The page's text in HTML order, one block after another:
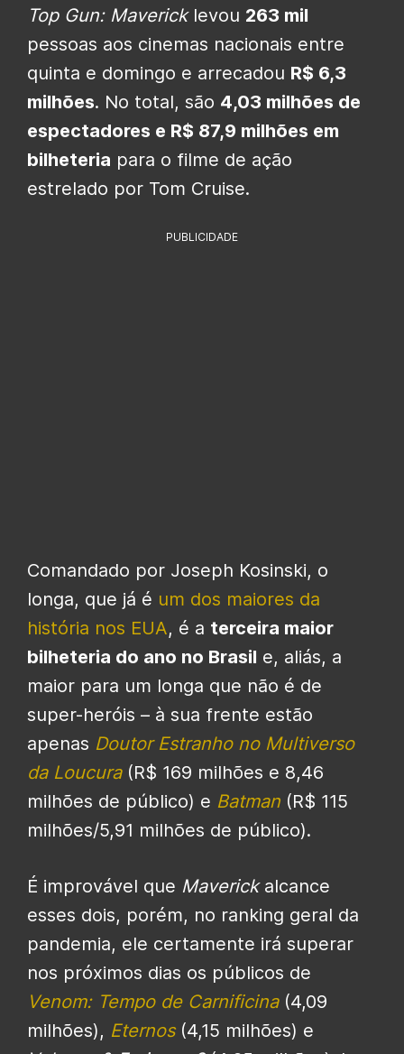
Top Gun: Mavericklevou 263 mil
pessoas aos cinemas nacionais entre
quinta e domingo e arrecadou R$ 6,3
milhões. No total, são 4,03 milhões de
espectadores e R$ 87,9 milhões em
bilheteria para o filme de ação
estrelado por Tom Cruise.
PUBLICIDADE
Comandado por Joseph Kosinski, o
longa, que já é um dos maiores da
história nos EUA, é a terceira maior
bilheteria do ano no Brasil e, aliás, a
maior para um longa que não é de
super-heróis – à sua frente estão
apenas Doutor Estranho no Multiverso
da Loucura(R$ 169 milhões e 8,46
milhões de público) e Batman (R$ 115
milhões/5,91 milhões de público).
É improvável que Maverickalcance
esses dois, porém, no ranking geral da
pandemia, ele certamente irá superar
nos próximos dias os públicos de
Venom: Tempo de Carnificina(4,09
milhões), Eternos(4,15 milhões) e